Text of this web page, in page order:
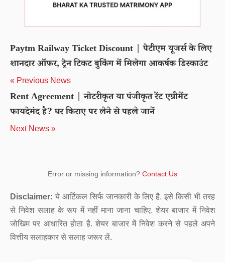
Paytm Railway Ticket Discount | पेटीएम यूजर्स के लिए
शानदार ऑफर, ट्रेन टिकट बुकिंग में मिलेगा आकर्षक डिस्काउंट
« Previous News
Rent Agreement | नोटरीकृत या पंजीकृत रेंट एग्रीमेंट
फायदेमंद है? घर किराए पर लेने से पहले जानें
Next News »
Error or missing information? Contact Us
Disclaimer: ये आर्टिकल सिर्फ जानकारी के लिए है. इसे किसी भी तरह
से निवेश सलाह के रूप में नहीं माना जाना चाहिए. शेयर बाजार में निवेश
जोखिम पर आधारित होता है. शेयर बाजार में निवेश करने से पहले अपने
वित्तीय सलाहकार से सलाह जरूर लें.